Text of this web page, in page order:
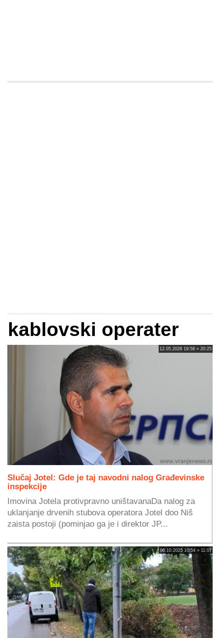
kablovski operater
12.05.2026 19:58 » 20:25
Slučaj Jotel: Gde je taj navodni nalog Građevinske
inspekcije
Imovina Jotela protivpravno uništavanaDa nalog za
uklanjanje drvenih stubova operatora Jotel doo Niš
zaista postoji (pominjao ga je i direktor JP...
06.10.2025 10:54 » 11:07